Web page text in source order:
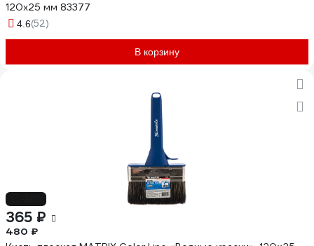
120х25 мм 83377
4.6(52)
В корзину
365 ₽
480 ₽